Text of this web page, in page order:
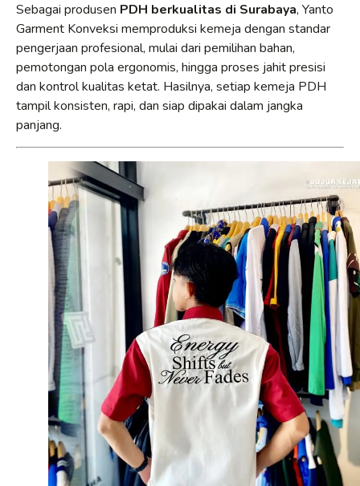
Sebagai produsen PDH berkualitas di Surabaya, Yanto
Garment Konveksi memproduksi kemeja dengan standar
pengerjaan profesional, mulai dari pemilihan bahan,
pemotongan pola ergonomis, hingga proses jahit presisi
dan kontrol kualitas ketat. Hasilnya, setiap kemeja PDH
tampil konsisten, rapi, dan siap dipakai dalam jangka
panjang.